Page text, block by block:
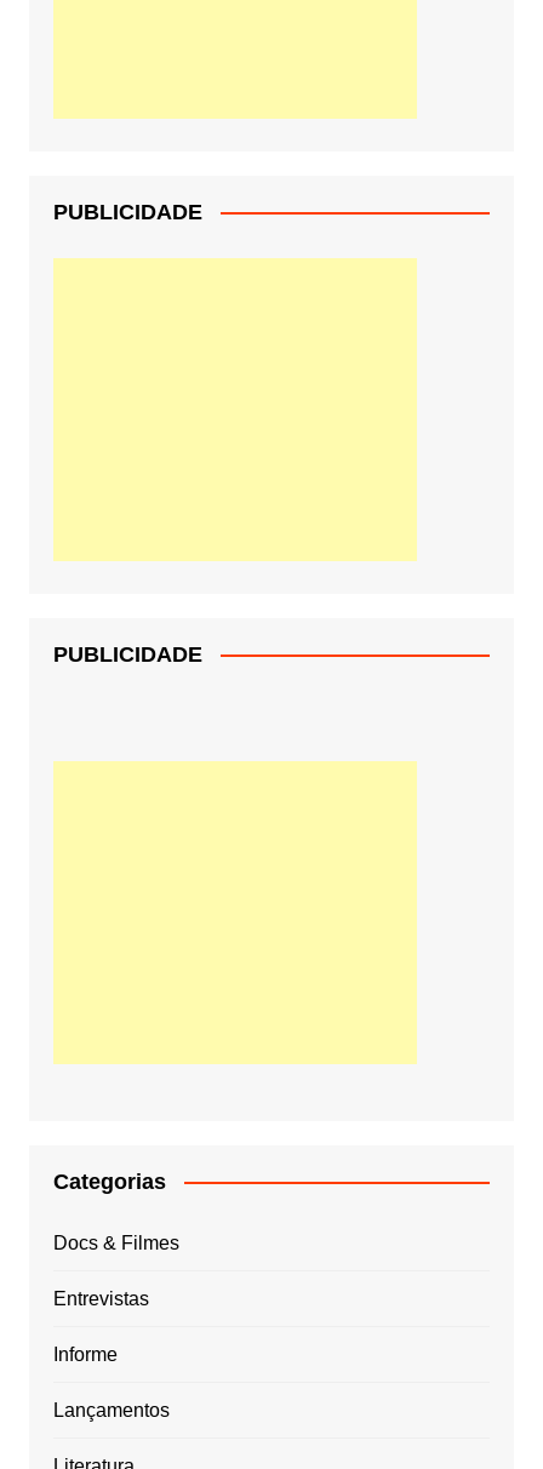
PUBLICIDADE
PUBLICIDADE
Categorias
Docs & Filmes
Entrevistas
Informe
Lançamentos